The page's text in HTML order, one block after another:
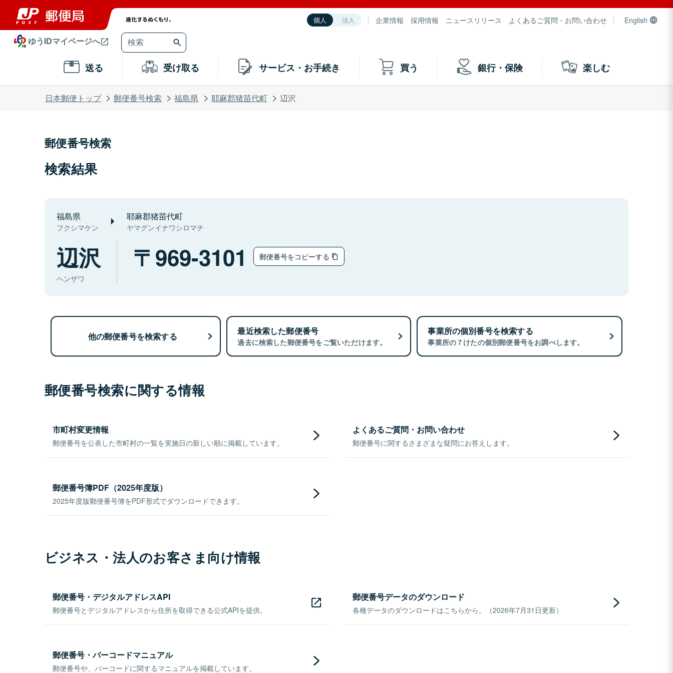
個人 法人 企業情報 採用情報 ニュースリリース よくあるご質問・お問い合わせ English
ゆうIDマイページへ
送る 受け取る サービス・お手続き 買う 銀行・保険 楽しむ
日本郵便トップ 郵便番号検索 福島県 耶麻郡猪苗代町 辺沢
郵便番号検索
検索結果
福島県
フクシマケン
耶麻郡猪苗代町
ヤマグンイナワシロマチ
辺沢
ヘンザワ
969-3101 郵便番号をコピーする
他の郵便番号を検索する 最近検索した郵便番号
過去に検索した郵便番号をご覧いただけます。
事業所の個別番号を検索する
事業所の７けたの個別郵便番号をお調べします。
郵便番号検索に関する情報
市町村変更情報
郵便番号を公表した市町村の一覧を実施日の新しい順に掲載しています。
よくあるご質問・お問い合わせ
郵便番号に関するさまざまな疑問にお答えします。
郵便番号簿PDF（2025年度版）
2025年度版郵便番号簿をPDF形式でダウンロードできます。
ビジネス・法人のお客さま向け情報
郵便番号・デジタルアドレスAPI
郵便番号とデジタルアドレスから住所を取得できる公式APIを提供。
郵便番号データのダウンロード
各種データのダウンロードはこちらから。（2026年7月31日更新）
郵便番号・バーコードマニュアル
郵便番号や、バーコードに関するマニュアルを掲載しています。